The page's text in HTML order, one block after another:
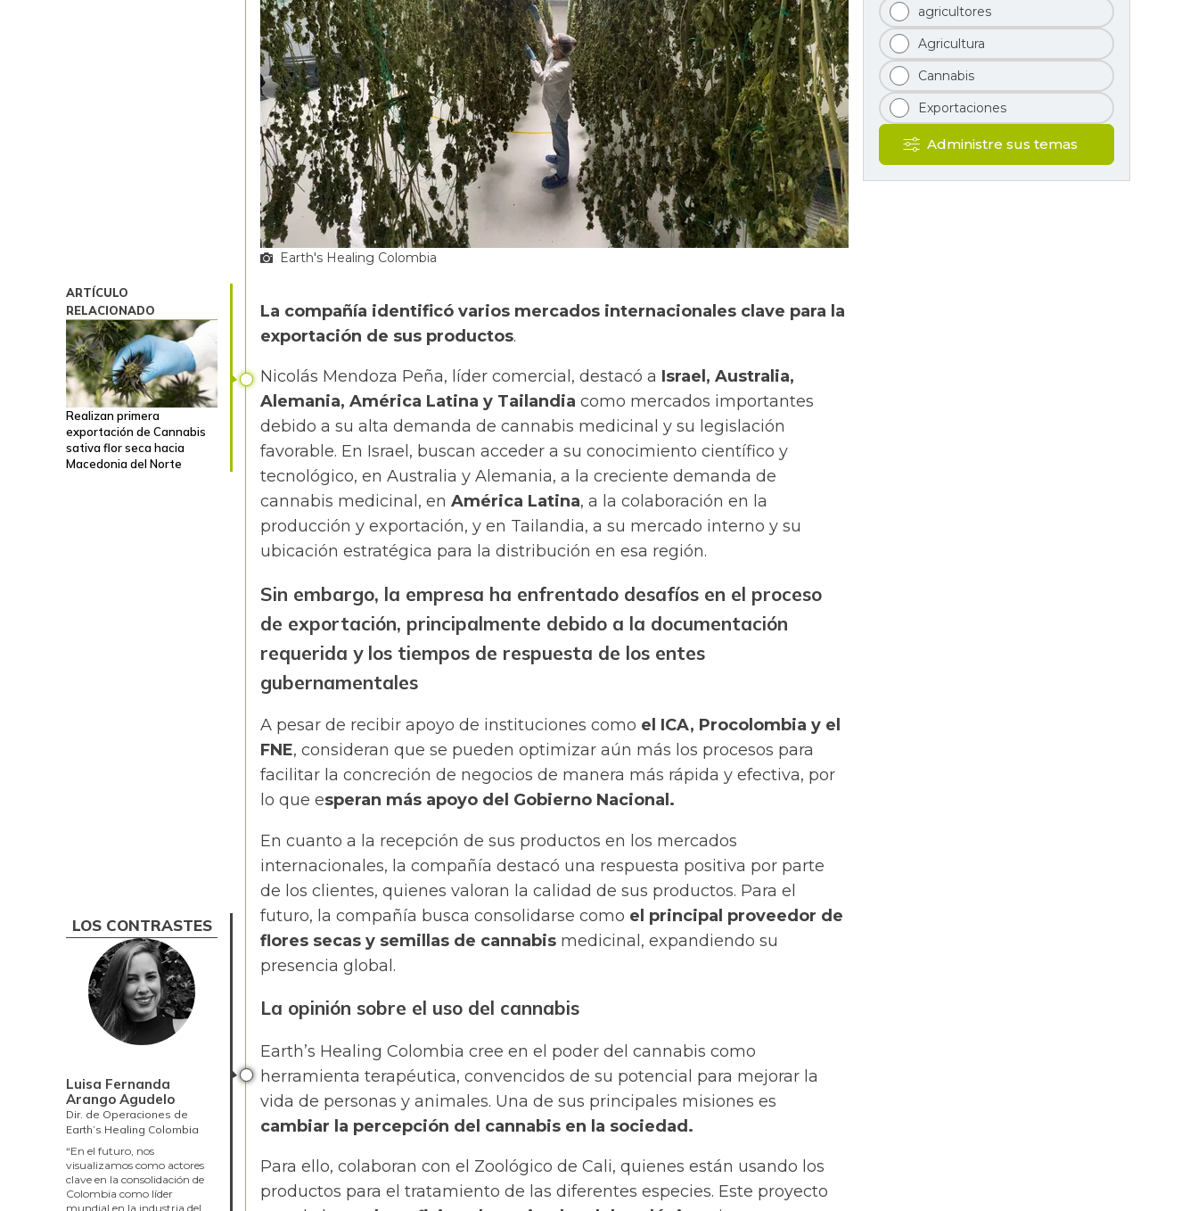
Earth's Healing Colombia
La compañía identificó varios mercados internacionales clave para la
exportación de sus productos.
ARTÍCULO
RELACIONADO
Realizan primera
exportación de Cannabis
sativa flor seca hacia
Macedonia del Norte
Nicolás Mendoza Peña, líder comercial, destacó a Israel, Australia,
Alemania, América Latina y Tailandia como mercados importantes
debido a su alta demanda de cannabis medicinal y su legislación
favorable. En Israel, buscan acceder a su conocimiento científico y
tecnológico, en Australia y Alemania, a la creciente demanda de
cannabis medicinal, en América Latina, a la colaboración en la
producción y exportación, y en Tailandia, a su mercado interno y su
ubicación estratégica para la distribución en esa región.
Sin embargo, la empresa ha enfrentado desafíos en el proceso
de exportación, principalmente debido a la documentación
requerida y los tiempos de respuesta de los entes
gubernamentales
A pesar de recibir apoyo de instituciones como el ICA, Procolombia y el
FNE, consideran que se pueden optimizar aún más los procesos para
facilitar la concreción de negocios de manera más rápida y efectiva, por
lo que esperan más apoyo del Gobierno Nacional.
En cuanto a la recepción de sus productos en los mercados
internacionales, la compañía destacó una respuesta positiva por parte
de los clientes, quienes valoran la calidad de sus productos. Para el
futuro, la compañía busca consolidarse como el principal proveedor de
flores secas y semillas de cannabis medicinal, expandiendo su
presencia global.
LOS CONTRASTES
Luisa Fernanda
Arango Agudelo
Dir. de Operaciones de
Earth’s Healing Colombia
“En el futuro, nos
visualizamos como actores
clave en la consolidación de
Colombia como líder
mundial en la industria del
La opinión sobre el uso del cannabis
Earth’s Healing Colombia cree en el poder del cannabis como
herramienta terapéutica, convencidos de su potencial para mejorar la
vida de personas y animales. Una de sus principales misiones es
cambiar la percepción del cannabis en la sociedad.
Para ello, colaboran con el Zoológico de Cali, quienes están usando los
productos para el tratamiento de las diferentes especies. Este proyecto
agricultores
Agricultura
Cannabis
Exportaciones
Administre sus temas